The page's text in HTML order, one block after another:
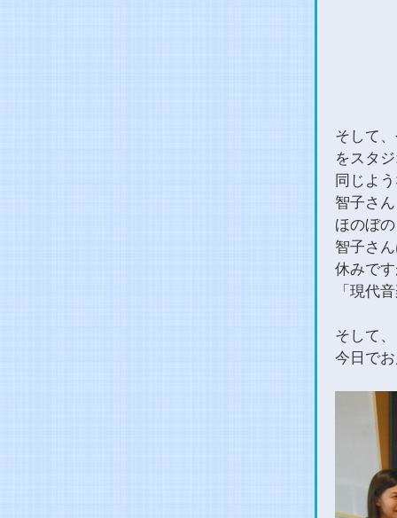
そして
をスタ
同じよ
智子さ
ほのぼ
智子さ
休みで
「現代
そして
今日で